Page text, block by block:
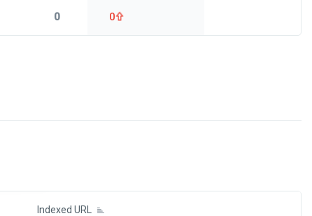
0 0
Indexed URL